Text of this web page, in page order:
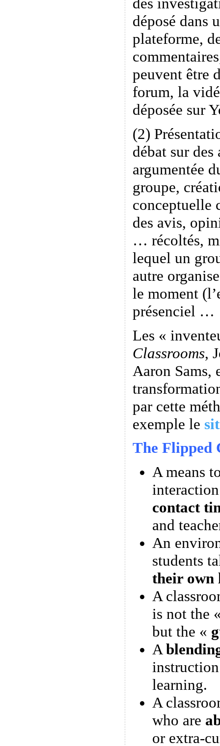
déposé dans
plateforme,
peuvent être
forum, la
déposée sur
(2)
débat sur
argumentée
groupe,
conceptuelle
des avis,
… récoltés,
lequel un
autre
le moment
présenciel …
Les «
Classrooms,
Aaron Sams,
par cette
exemple le
The Flipped
A means
contact
and
An
students
their own
A
is not the
but the «
A
learning.
A
who are
or extra-